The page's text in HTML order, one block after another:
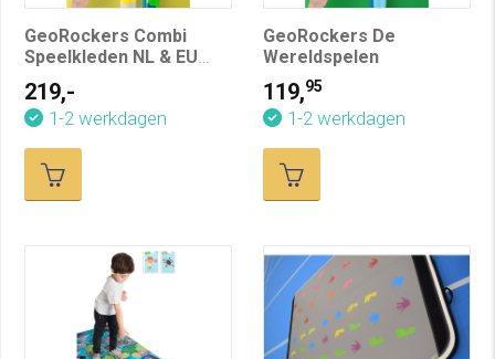
GeoRockers Combi
Speelkleden NL & EU
Gebruik (Voorheen
Topo.nu)
219,-
1-2 werkdagen
GeoRockers De
Wereldspelen
119,95
1-2 werkdagen